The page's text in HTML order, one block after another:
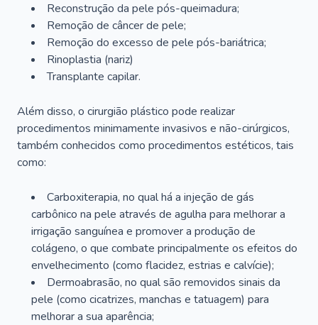
Reconstrução da pele pós-queimadura;
Remoção de câncer de pele;
Remoção do excesso de pele pós-bariátrica;
Rinoplastia (nariz)
Transplante capilar.
Além disso, o cirurgião plástico pode realizar
procedimentos minimamente invasivos e não-cirúrgicos,
também conhecidos como procedimentos estéticos, tais
como:
Carboxiterapia, no qual há a injeção de gás
carbônico na pele através de agulha para melhorar a
irrigação sanguínea e promover a produção de
colágeno, o que combate principalmente os efeitos do
envelhecimento (como flacidez, estrias e calvície);
Dermoabrasão, no qual são removidos sinais da
pele (como cicatrizes, manchas e tatuagem) para
melhorar a sua aparência;